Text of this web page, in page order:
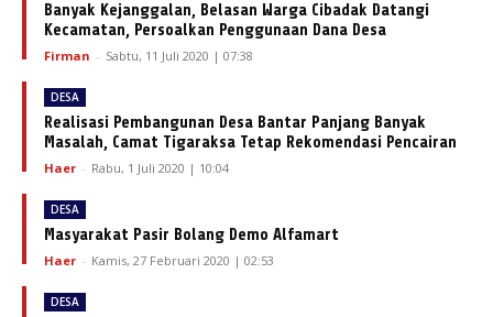
Banyak Kejanggalan, Belasan Warga Cibadak Datangi
Kecamatan, Persoalkan Penggunaan Dana Desa
Firman - Sabtu, 11 Juli 2020 | 07:38
DESA
Realisasi Pembangunan Desa Bantar Panjang Banyak
Masalah, Camat Tigaraksa Tetap Rekomendasi Pencairan
Haer - Rabu, 1 Juli 2020 | 10:04
DESA
Masyarakat Pasir Bolang Demo Alfamart
Haer - Kamis, 27 Februari 2020 | 02:53
DESA